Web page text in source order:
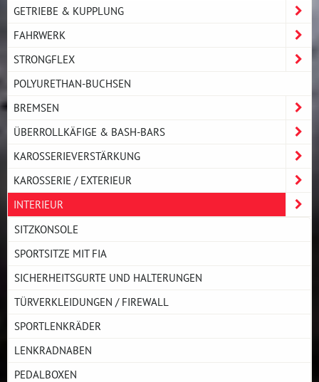
GETRIEBE & KUPPLUNG
FAHRWERK
STRONGFLEX
POLYURETHAN-BUCHSEN
BREMSEN
ÜBERROLLKÄFIGE & BASH-BARS
KAROSSERIEVERSTÄRKUNG
KAROSSERIE / EXTERIEUR
INTERIEUR
SITZKONSOLE
SPORTSITZE MIT FIA
SICHERHEITSGURTE UND HALTERUNGEN
TÜRVERKLEIDUNGEN / FIREWALL
SPORTLENKRÄDER
LENKRADNABEN
PEDALBOXEN